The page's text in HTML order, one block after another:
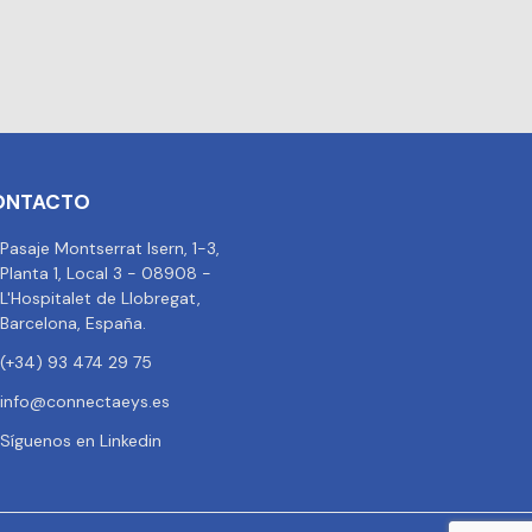
Pasaje Montserrat Isern, 1-3,
Planta 1, Local 3 - 08908 -
L'Hospitalet de Llobregat,
Barcelona, España.
(+34) 93 474 29 75
info@connectaeys.es
Síguenos en Linkedin